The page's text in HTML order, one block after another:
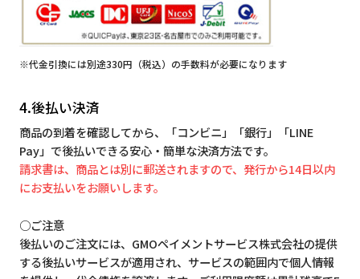
※代金引換には別途330円（税込）の手数料が必要になります
4.後払い決済
商品の到着を確認してから、「コンビニ」「銀行」「LINE
Pay」で後払いできる安心・簡単な決済方法です。
請求書は、商品とは別に郵送されますので、発行から14日以内
にお支払いをお願いします。
○ご注意
後払いのご注文には、GMOペイメントサービス株式会社の提供
する後払いサービスが適用され、サービスの範囲内で個人情報